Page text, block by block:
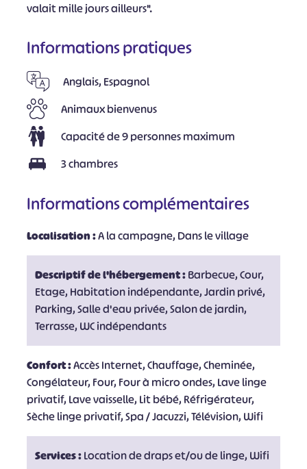
valait mille jours ailleurs".
Informations pratiques
Anglais, Espagnol
Animaux bienvenus
Capacité de 9 personnes maximum
3 chambres
Informations complémentaires
Localisation :A la campagne, Dans le village
Descriptif de l'hébergement :Barbecue, Cour,
Etage, Habitation indépendante, Jardin privé,
Parking, Salle d'eau privée, Salon de jardin,
Terrasse, WC indépendants
Confort :Accès Internet, Chauffage, Cheminée,
Congélateur, Four, Four à micro ondes, Lave linge
privatif, Lave vaisselle, Lit bébé, Réfrigérateur,
Sèche linge privatif, Spa / Jacuzzi, Télévision, Wifi
Services :Location de draps et/ou de linge, Wifi